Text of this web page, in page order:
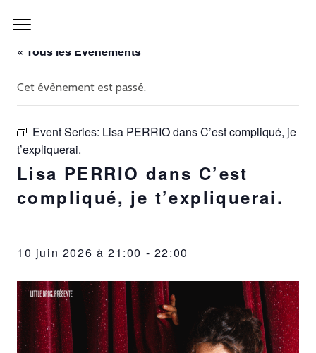
« Tous les Évènements
Cet évènement est passé.
Event Series: Lisa PERRIO dans C’est compliqué, je
t’expliquerai.
Lisa PERRIO dans C’est
compliqué, je t’expliquerai.
10 juin 2026 à 21:00 - 22:00